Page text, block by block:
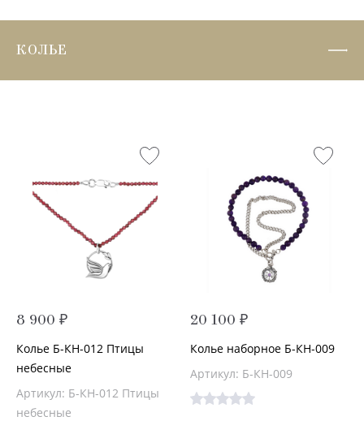
КОЛЬЕ
8 900 ₽
Колье Б-КН-012 Птицы
небесные
Артикул: Б-КН-012 Птицы
небесные
20 100 ₽
Колье наборное Б-КН-009
Артикул: Б-КН-009